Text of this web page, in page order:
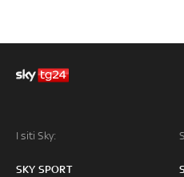
I siti Sky:
SKY SPORT